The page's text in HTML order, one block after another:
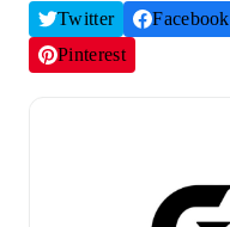
Twitter Facebook
Pinterest